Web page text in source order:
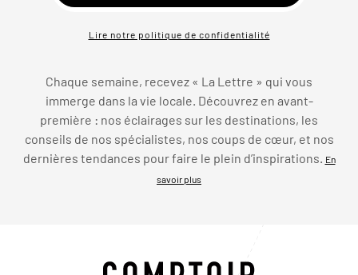
Lire notre politique de confidentialité
Chaque semaine, recevez « La Lettre » qui vous
immerge dans la vie locale. Découvrez en avant-
première : nos éclairages sur les destinations, les
conseils de nos spécialistes, nos coups de cœur, et nos
dernières tendances pour faire le plein d’inspirations.
En
savoir plus